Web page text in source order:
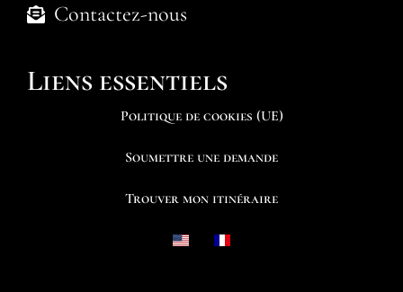
Contactez-nous
Liens essentiels
Politique de cookies (UE)
Soumettre une demande
Trouver mon itinéraire